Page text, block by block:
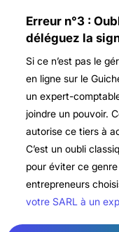
Erreur n°3 :
déléguez la
Si ce n’est pas le
en ligne sur le
un expert-
joindre un pouvoir.
autorise ce tiers à
C’est un oubli
pour éviter ce
entrepreneurs
votre SARL à un